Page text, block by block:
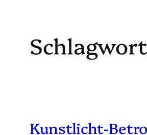
Kunstlicht-